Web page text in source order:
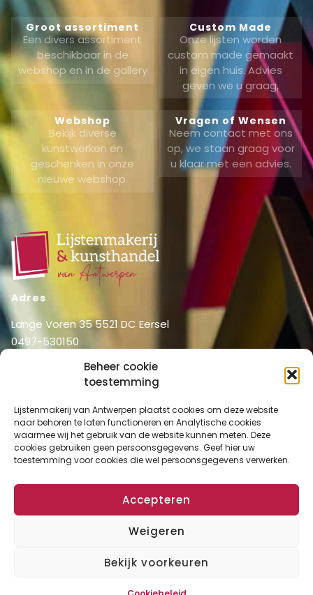
Beheer cookie
toestemming
Lijstenmakerij van Antwerpen plaatst cookies om deze website
naar behoren te laten functioneren en Analytische cookies
waarmee wij het gebruik van de website kunnen meten. Deze
cookies gebruiken geen persoonsgegevens. Geef hier uw
toestemming voor cookies die wel persoonsgegevens verwerken.
Accepteren
Weigeren
Bekijk voorkeuren
Groot assortiment
Een divers assortiment
beschikbaar in de
webshop en in de gallery
Custom Made
Onze lijsten worden
custom made gemaakt
in eigen huis. Advies
geven we u graag,
Webshop
Bekijk diverse
kunstwerken en
geschenken in onze
nieuwe webshop.
Vragen of Wensen
Neem contact met ons
op, we staan graag voor
u klaar met een advies.
Adres
Lange Voren 35 5521 DC Eersel
0497-530150
info@lijstenmakerij vanantwerpen.nl
Home
Over ons
Diensten
Shop
Shop
Mijn account
Winkelmand
Checkout
Algemene Voorwaarden Disclaimer